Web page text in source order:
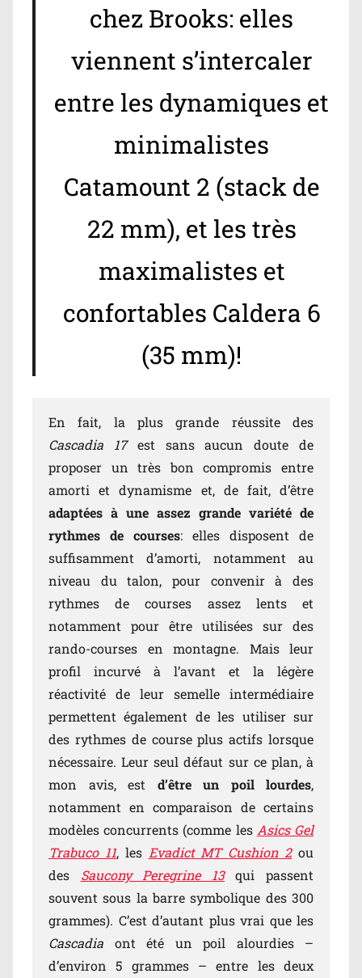
chez Brooks: elles
viennent s’intercaler
entre les dynamiques et
minimalistes
Catamount 2 (stack de
22 mm), et les très
maximalistes et
confortables Caldera 6
(35 mm)!
En fait, la plus grande réussite des
Cascadia 17est sans aucun doute de
proposer un très bon compromis entre
amorti et dynamisme et, de fait, d’être
adaptées à une assez grande variété de
rythmes de courses: elles disposent de
suffisamment d’amorti, notamment au
niveau du talon, pour convenir à des
rythmes de courses assez lents et
notamment pour être utilisées sur des
rando-courses en montagne. Mais leur
profil incurvé à l’avant et la légère
réactivité de leur semelle intermédiaire
permettent également de les utiliser sur
des rythmes de course plus actifs lorsque
nécessaire. Leur seul défaut sur ce plan, à
mon avis, est d’être un poil lourdes,
notamment en comparaison de certains
modèles concurrents (comme les Asics Gel
Trabuco 11, les Evadict MT Cushion 2ou
des Saucony Peregrine 13qui passent
souvent sous la barre symbolique des 300
grammes). C’est d’autant plus vrai que les
Cascadia ont été un poil alourdies –
d’environ 5 grammes – entre les deux